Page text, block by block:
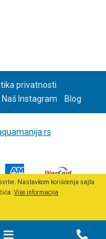
privatnosti
Naš Instagram Blog
Nastavkom korišćenja sajta
Više informacija